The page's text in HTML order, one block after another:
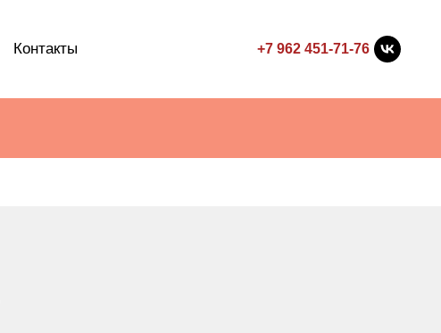
Контакты +7 962 451-71-76